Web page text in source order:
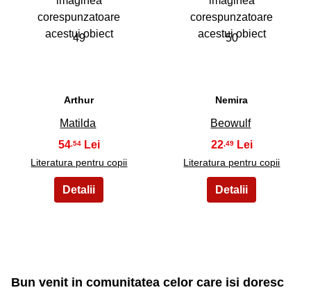
49
Arthur
Matilda
54 ,54
Literatura pentru copii
50
Nemira
Beowulf
22 ,49
Literatura pentru copii
Bun venit in comunitatea celor care isi doresc